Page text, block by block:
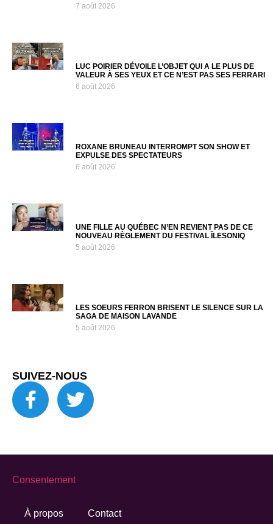
7 août 2026
LUC POIRIER DÉVOILE L’OBJET QUI A LE PLUS DE
VALEUR À SES YEUX ET CE N’EST PAS SES FERRARI
6 août 2026
ROXANE BRUNEAU INTERROMPT SON SHOW ET
EXPULSE DES SPECTATEURS
6 août 2026
UNE FILLE AU QUÉBEC N’EN REVIENT PAS DE CE
NOUVEAU RÈGLEMENT DU FESTIVAL ÎLESONIQ
5 août 2026
LES SOEURS FERRON BRISENT LE SILENCE SUR LA
SAGA DE MAISON LAVANDE
5 août 2026
SUIVEZ-NOUS
À propos Contact
Consentement